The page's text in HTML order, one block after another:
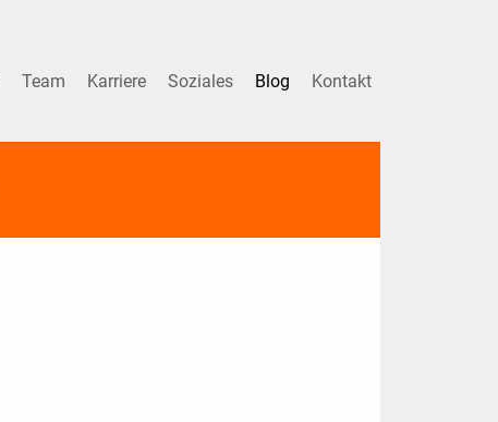
Team Karriere Soziales Blog Kontakt